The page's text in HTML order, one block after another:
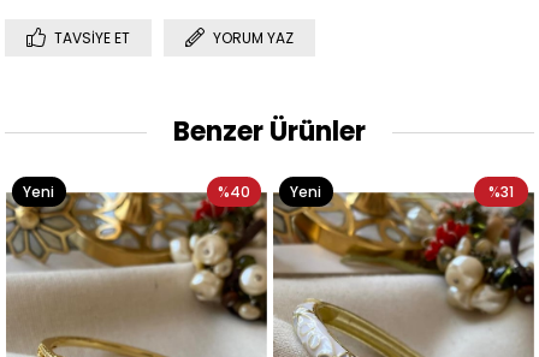
TAVSIYE ET YORUM YAZ
Benzer Ürünler
%40 %31
Yeni
Ürün
Yeni
Ürün